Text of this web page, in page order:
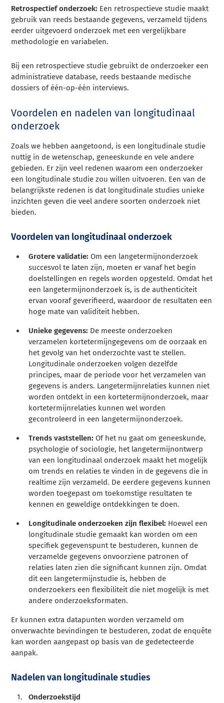
Retrospectief onderzoek: Een retrospectieve studie maakt
gebruik van reeds bestaande gegevens, verzameld tijdens
eerder uitgevoerd onderzoek met een vergelijkbare
methodologie en variabelen.
Bij een retrospectieve studie gebruikt de onderzoeker een
administratieve database, reeds bestaande medische
dossiers of één-op-één interviews.
Voordelen en nadelen van longitudinaal
onderzoek
Zoals we hebben aangetoond, is een longitudinale studie
nuttig in de wetenschap, geneeskunde en vele andere
gebieden. Er zijn veel redenen waarom een onderzoeker
een longitudinale studie zou willen uitvoeren. Een van de
belangrijkste redenen is dat longitudinale studies unieke
inzichten geven die veel andere soorten onderzoek niet
bieden.
Voordelen van longitudinaal onderzoek
Grotere validatie:Om een langetermijnonderzoek
succesvol te laten zijn, moeten er vanaf het begin
doelstellingen en regels worden opgesteld. Omdat het
een langetermijnonderzoek is, is de authenticiteit
ervan vooraf geverifieerd, waardoor de resultaten een
hoge mate van validiteit hebben.
Unieke gegevens: De meeste onderzoeken
verzamelen kortetermijngegevens om de oorzaak en
het gevolg van het onderzochte vast te stellen.
Longitudinale onderzoeken volgen dezelfde
principes, maar de periode voor het verzamelen van
gegevens is anders. Langetermijnrelaties kunnen niet
worden ontdekt in een kortetermijnonderzoek, maar
kortetermijnrelaties kunnen wel worden
gecontroleerd in een langetermijnonderzoek.
Trends vaststellen:Of het nu gaat om geneeskunde,
psychologie of sociologie, het langetermijnontwerp
van een longitudinaal onderzoek maakt het mogelijk
om trends en relaties te vinden in de gegevens die in
realtime zijn verzameld. De eerdere gegevens kunnen
worden toegepast om toekomstige resultaten te
kennen en geweldige ontdekkingen te doen.
Longitudinale onderzoeken zijn flexibel: Hoewel een
longitudinale studie gemaakt kan worden om een
specifiek gegevenspunt te bestuderen, kunnen de
verzamelde gegevens onvoorziene patronen of
relaties laten zien die significant kunnen zijn.Omdat
dit een langetermijnstudie is, hebben de
onderzoekers een flexibiliteit die niet mogelijk is met
andere onderzoeksformaten.
Er kunnen extra datapunten worden verzameld om
onverwachte bevindingen te bestuderen, zodat de enquête
kan worden aangepast op basis van de gedetecteerde
aanpak.
Nadelen van longitudinale studies
Onderzoekstijd